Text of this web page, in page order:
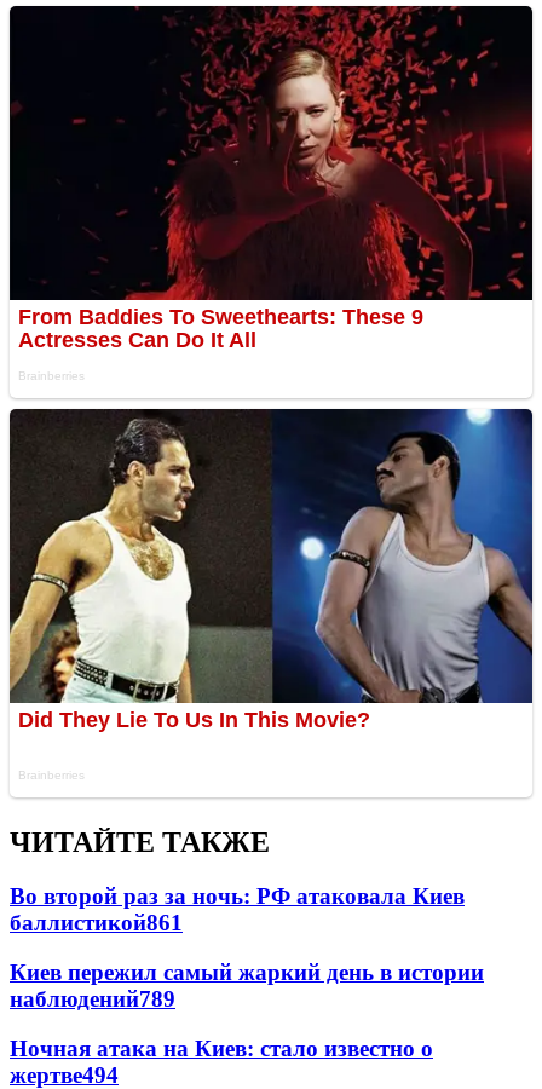
ЧИТАЙТЕ ТАКЖЕ
Во второй раз за ночь: РФ атаковала Киев
баллистикой861
Киев пережил самый жаркий день в истории
наблюдений789
Ночная атака на Киев: стало известно о
жертве494